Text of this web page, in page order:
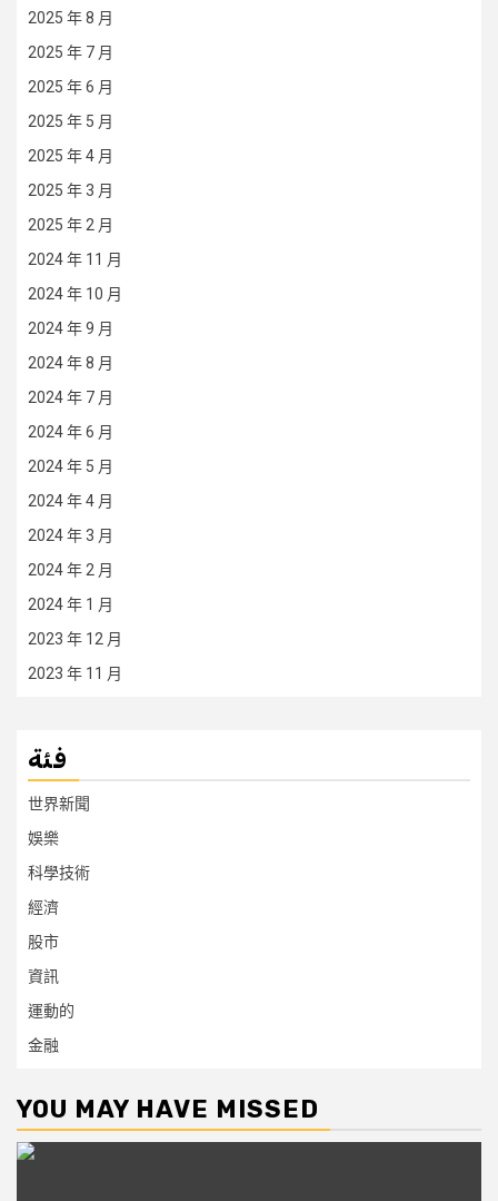
2025 年 8 月
2025 年 7 月
2025 年 6 月
2025 年 5 月
2025 年 4 月
2025 年 3 月
2025 年 2 月
2024 年 11 月
2024 年 10 月
2024 年 9 月
2024 年 8 月
2024 年 7 月
2024 年 6 月
2024 年 5 月
2024 年 4 月
2024 年 3 月
2024 年 2 月
2024 年 1 月
2023 年 12 月
2023 年 11 月
فئة
世界新聞
娛樂
科學技術
經濟
股市
資訊
運動的
金融
YOU MAY HAVE MISSED